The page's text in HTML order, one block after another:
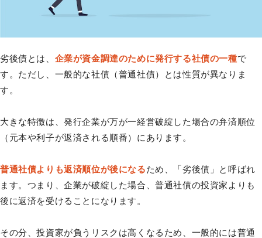
劣後債とは、 企業が資金調達のために発行する社債の一種で
す。ただし、一般的な社債（普通社債）とは性質が異なりま
す。
大きな特徴は、発行企業が万が一経営破綻した場合の弁済順位
（元本や利子が返済される順番）にあります。
普通社債よりも返済順位が後になるため、「劣後債」と呼ばれ
ます。つまり、企業が破綻した場合、普通社債の投資家よりも
後に返済を受けることになります。
その分、投資家が負うリスクは高くなるため、一般的には普通